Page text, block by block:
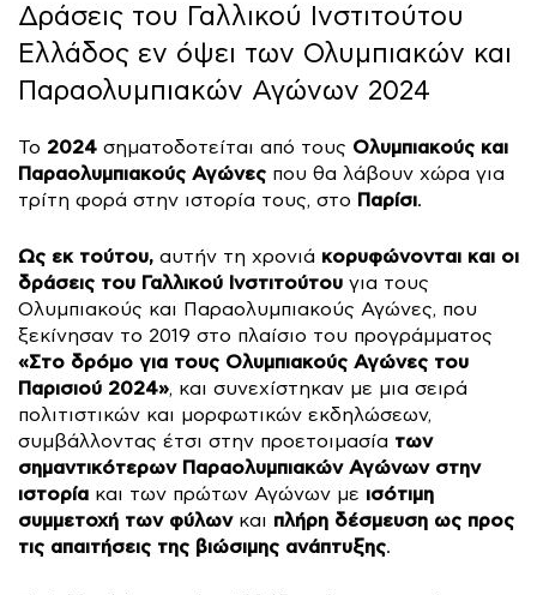
Δράσεις του Γαλλικού Ινστιτούτου
Ελλάδος εν όψει των Ολυμπιακών και
Παραολυμπιακών Αγώνων 2024
Το 2024 σηματοδοτείται από τους Ολυμπιακούς και
Παραολυμπιακούς Αγώνες που θα λάβουν χώρα για
τρίτη φορά στην ιστορία τους, στο Παρίσι.
Ως εκ τούτου, αυτήν τη χρονιά κορυφώνονται και οι
δράσεις του Γαλλικού Ινστιτούτου για τους
Ολυμπιακούς και Παραολυμπιακούς Αγώνες, που
ξεκίνησαν το 2019 στο πλαίσιο του προγράμματος
«Στο δρόμο για τους Ολυμπιακούς Αγώνες του
Παρισιού 2024», και συνεχίστηκαν με μια σειρά
πολιτιστικών και μορφωτικών εκδηλώσεων,
συμβάλλοντας έτσι στην προετοιμασία των
σημαντικότερων Παραολυμπιακών Αγώνων στην
ιστορία και των πρώτων Αγώνων με ισότιμη
συμμετοχή των φύλωνκαι πλήρη δέσμευση ως προς
τις απαιτήσεις της βιώσιμης ανάπτυξης.